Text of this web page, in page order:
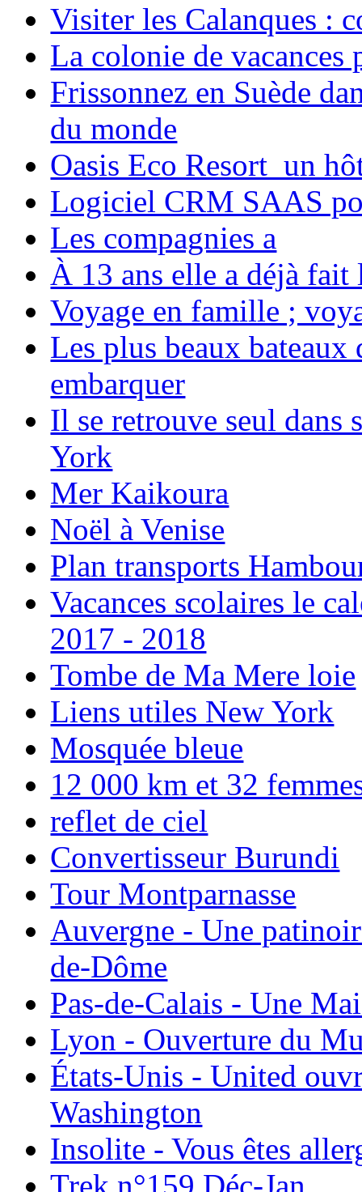
Visiter les Calanques :
La colonie de vacances
Frissonnez en Suède
du monde
Oasis Eco Resort un
Logiciel CRM SAAS
Les compagnies a
À 13 ans elle a déjà
Voyage en famille ;
Les plus beaux bateaux
embarquer
Il se retrouve seul dans
York
Mer Kaikoura
Noël à Venise
Plan transports
Vacances scolaires le
2017 - 2018
Tombe de Ma Mere loie
Liens utiles New York
Mosquée bleue
12 000 km et 32
reflet de ciel
Convertisseur Burundi
Tour Montparnasse
Auvergne - Une
de-Dôme
Pas-de-Calais - Une
Lyon - Ouverture du
États-Unis - United
Washington
Insolite - Vous êtes
Trek n°159 Déc-Jan